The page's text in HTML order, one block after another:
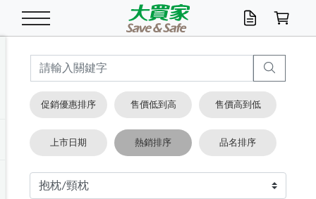
米/五穀/濃湯 米/糙米
五穀/南北貨
湯類/湯塊
油/調味料
食用油
醬油.油膏.蠔油
泡麵 / 麵條
包麵
碗麵/義大利麵
麵條/快煮麵/米粉
魚罐
醬菜/玉米罐
休閒零嘴 初一十五拜拜懶
零嘴
堅果/海苔
美味餅乾
餅乾
糕餅/點心
糖果/巧克力
糖果/蜜餞/果凍
巧克力
茶飲料
果汁咖啡
碳酸/礦泉水
養生保健/常備品 雞精/飲品
機能保健
奶粉/穀麥片
奶粉
麥片/玉米片
沖調穀粉/隨手包
特色茶品
綠茶
紅茶
奶茶/花草茶
即溶咖啡
咖啡豆/粉/濾掛
可可/糖/奶精
沐浴乳香皂 沐浴乳
香皂/洗手乳
美髮造型
洗髮/護髮
造型髮品
口腔清潔
牙 刷
牙膏/漱口水
潔顏產品
卸妝/粉刺調理
臉部保養
面/眼膜
鍋具/飲水/廚房 鍋具/餐具
保鮮/微波
掃除用具/照明/五金
掃除/清潔用具
洗衣/曬衣用具
電池/延長線
傢飾/收納/衛浴
寢具/家具
收納用品
衛浴/毛巾
寵物食品
寵物清潔/百貨
衛生紙/濕巾 抽取衛生紙/濕巾
廚房紙巾/平版/
箱購免運區
衣物清潔
洗衣精
洗衣粉/皂
漂白水/柔軟精
居家清潔
廚房/餐具清潔
浴廁/水管清潔
居家清潔/除濕芳
衛生棉
箱購免運區
嬰兒尿布
成人紙尿褲
廚房家電 料理鍋具
烤箱/微波/電磁爐
快煮壺/烘碗機
季節家電
除濕/清淨機
風扇/防蚊家電
生活家電
除塵家電
美容家電
電腦周邊
數位週邊
手機/平板周邊
文具/辦公用品 文具用品
辦公文具/收納
玩具/擺設小物
汽機車百貨
機車/腳踏車百貨
汽車百貨
休閒/運動
戶外/休閒用品
健身/按摩/瑜珈
測量/護具/其他
服飾內著
配件
男/女/機能包
冷凍免運 生鮮食品
調理食品
箱購免運
食品免運
清潔用品免運
居家/汽百用品
主題專區
季節活動
店長推薦
這夏不怕熱
促銷優惠排序 售價低到高 售價高到低
上市日期 熱銷排序 品名排序